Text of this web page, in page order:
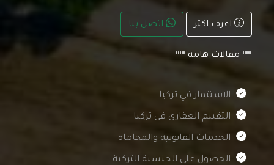
اعرف اكثر اتصل بنا
مقالات هامة
الاستثمار في تركيا
التقييم العقاري في تركيا
الخدمات القانونية والمحاماة
الحصول على الجنسية التركية